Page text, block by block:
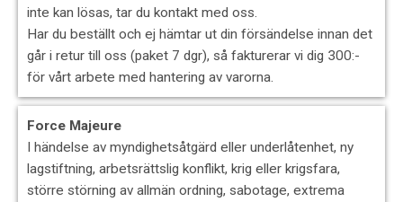
inte kan lösas, tar du kontakt med oss.
Har du beställt och ej hämtar ut din försändelse innan det
går i retur till oss (paket 7 dgr), så fakturerar vi dig 300:-
för vårt arbete med hantering av varorna.
Force Majeure
I händelse av myndighetsåtgärd eller underlåtenhet, ny
lagstiftning, arbetsrättslig konflikt, krig eller krigsfara,
större störning av allmän ordning, sabotage, extrema